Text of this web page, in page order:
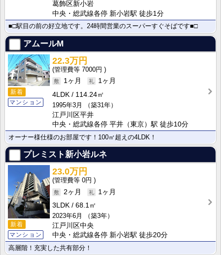
葛飾区新小岩
中央・総武線各停 新小岩駅 徒歩1分
■□駅目の前の好立地です。24時間営業のスーパーすぐそばです■□
アムールM
新着
マンション
22.3万円
7000円
1ヶ月
1ヶ月
4LDK
114.24㎡
1995年3月
（築31年）
江戸川区平井
中央・総武線各停 平井（東京）駅 徒歩10分
オーナー様仕様のお部屋です！100㎡超えの4LDK！
プレミスト新小岩ルネ
新着
マンション
23.0万円
0円
2ヶ月
1ヶ月
3LDK
68.1㎡
2023年6月
（築3年）
江戸川区中央
中央・総武線各停 新小岩駅 徒歩20分
高層階！充実した共有部分！